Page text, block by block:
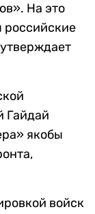
На это
российские
Гайдай
якобы
войск